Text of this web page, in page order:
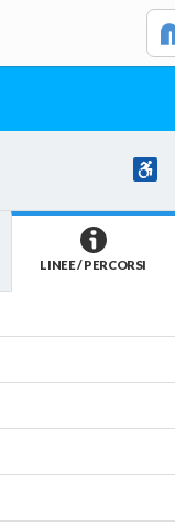
LINEE / PERCORSI